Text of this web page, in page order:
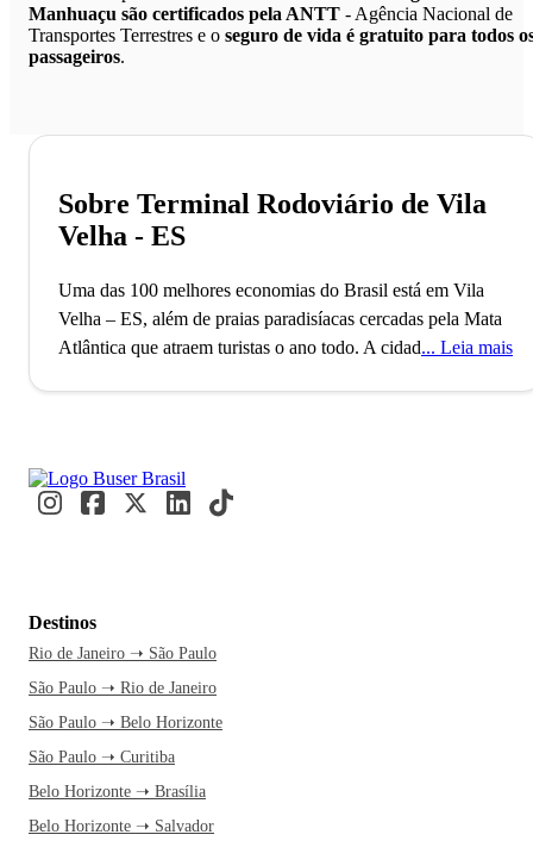
Manhuaçu são certificados pela ANTT - Agência Nacional de
Transportes Terrestres e o seguro de vida é gratuito para todos
passageiros.
Sobre Terminal Rodoviário de Vila
Velha - ES
Uma das 100 melhores economias do Brasil está em Vila
Velha – ES, além de praias paradisíacas cercadas pela Mata
Atlântica que atraem turistas o ano todo. A cidade de Vila
famoso por atrair milhares de turistas todos os anos para a
tradicional Festa da Penha, homenagem à padroeira Nossa
importante da região é a Jesus Vida Verão.
das cidades mais bonitas da Região Sudeste do país. Sua
beleza natural e praias paradisíacas chamam a atenção.
Cercada pela vegetação predominante da Mata Atlântica, a
cidade possui o segundo maior Índice de Desenvolvimento
deixar de visitar o Morro do Moreno, que oferece uma das
mais belas vistas da viagem e onde é possível se desafiar nos
Leia mais
Destinos
Rio de Janeiro ➝ São Paulo
São Paulo ➝ Rio de Janeiro
São Paulo ➝ Belo Horizonte
São Paulo ➝ Curitiba
Belo Horizonte ➝ Brasília
Belo Horizonte ➝ Salvador